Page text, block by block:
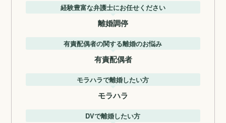
経験豊富な弁護士にお任せください
離婚調停
有責配偶者の関する離婚のお悩み
有責配偶者
モラハラで離婚したい方
モラハラ
DVで離婚したい方